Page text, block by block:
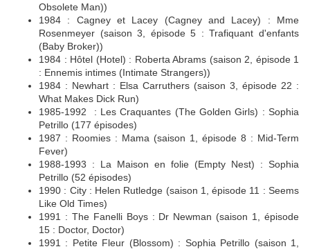
Obsolete Man))
1984 : Cagney et Lacey (Cagney and Lacey) : Mme
Rosenmeyer (saison 3, épisode 5 : Trafiquant d'enfants
(Baby Broker))
1984 : Hôtel (Hotel) : Roberta Abrams (saison 2, épisode 1
: Ennemis intimes (Intimate Strangers))
1984 : Newhart : Elsa Carruthers (saison 3, épisode 22 :
What Makes Dick Run)
1985-1992 : Les Craquantes (The Golden Girls) : Sophia
Petrillo (177 épisodes)
1987 : Roomies : Mama (saison 1, épisode 8 : Mid-Term
Fever)
1988-1993 : La Maison en folie (Empty Nest) : Sophia
Petrillo (52 épisodes)
1990 : City : Helen Rutledge (saison 1, épisode 11 : Seems
Like Old Times)
1991 : The Fanelli Boys : Dr Newman (saison 1, épisode
15 : Doctor, Doctor)
1991 : Petite Fleur (Blossom) : Sophia Petrillo (saison 1,